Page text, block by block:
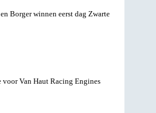
Borger winnen eerst dag Zwarte
Van Haut Racing Engines